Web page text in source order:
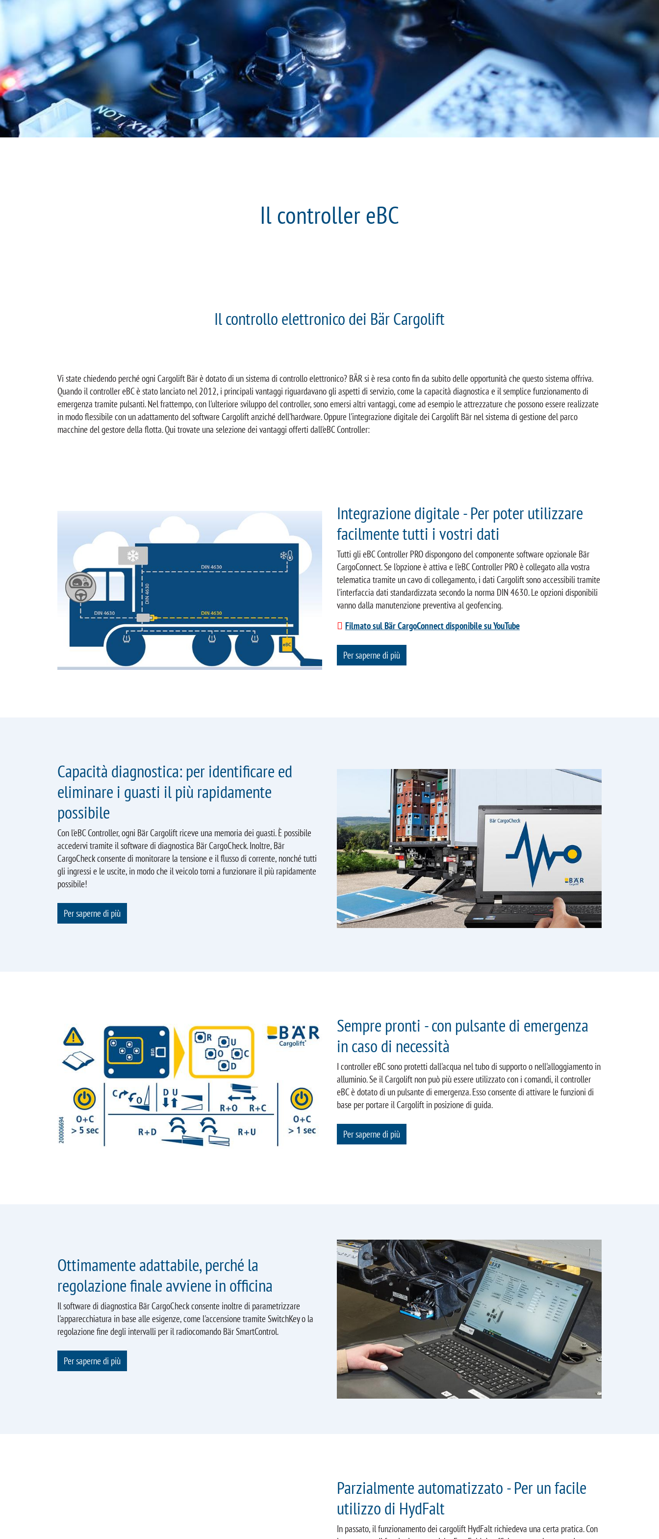
Il controller eBC
Il controllo elettronico dei Bär Cargolift
Vi state chiedendo perché ogni Cargolift Bär è dotato di un sistema di controllo elettronico? BÄR si è resa conto fin da subito delle opportunità che questo sistema offriva.
Quando il controller eBC è stato lanciato nel 2012, i principali vantaggi riguardavano gli aspetti di servizio, come la capacità diagnostica e il semplice funzionamento di
emergenza tramite pulsanti. Nel frattempo, con l'ulteriore sviluppo del controller, sono emersi altri vantaggi, come ad esempio le attrezzature che possono essere realizzate
in modo flessibile con un adattamento del software Cargolift anziché dell'hardware. Oppure l'integrazione digitale dei Cargolift Bär nel sistema di gestione del parco
macchine del gestore della flotta. Qui trovate una selezione dei vantaggi offerti dall'eBC Controller:
Integrazione digitale - Per poter utilizzare
facilmente tutti i vostri dati
Tutti gli eBC Controller PRO dispongono del componente software opzionale Bär
CargoConnect. Se l'opzione è attiva e l'eBC Controller PRO è collegato alla vostra
telematica tramite un cavo di collegamento, i dati Cargolift sono accessibili tramite
l'interfaccia dati standardizzata secondo la norma DIN 4630. Le opzioni disponibili
vanno dalla manutenzione preventiva al geofencing.
Filmato sul Bär CargoConnect disponibile su YouTube
Per saperne di più
Capacità diagnostica: per identificare ed
eliminare i guasti il più rapidamente
possibile
Con l'eBC Controller, ogni Bär Cargolift riceve una memoria dei guasti. È possibile
accedervi tramite il software di diagnostica Bär CargoCheck. Inoltre, Bär
CargoCheck consente di monitorare la tensione e il flusso di corrente, nonché tutti
gli ingressi e le uscite, in modo che il veicolo torni a funzionare il più rapidamente
possibile!
Per saperne di più
Sempre pronti - con pulsante di emergenza
in caso di necessità
I controller eBC sono protetti dall'acqua nel tubo di supporto o nell'alloggiamento in
alluminio. Se il Cargolift non può più essere utilizzato con i comandi, il controller
eBC è dotato di un pulsante di emergenza. Esso consente di attivare le funzioni di
base per portare il Cargolift in posizione di guida.
Per saperne di più
Ottimamente adattabile, perché la
regolazione finale avviene in officina
Il software di diagnostica Bär CargoCheck consente inoltre di parametrizzare
l'apparecchiatura in base alle esigenze, come l'accensione tramite SwitchKey o la
regolazione fine degli intervalli per il radiocomando Bär SmartControl.
Per saperne di più
Parzialmente automatizzato - Per un facile
utilizzo di HydFalt
In passato, il funzionamento dei cargolift HydFalt richiedeva una certa pratica. Con